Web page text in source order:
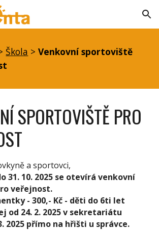
Skip to navigation
Škola >Venkovní sportoviště
SPORTOVIŠTĚ PRO
a sportovci,
31. 10. 2025 se otevírá venkovní
veřejnost.
- 300,- Kč - děti do 6ti let
od 24. 2. 2025 v sekretariátu
2025 přímo na hřišti u správce.